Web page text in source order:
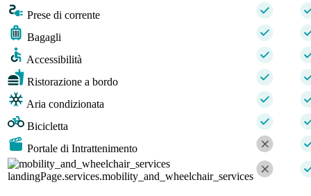
Prese di corrente
Bagagli
Accessibilità
Ristorazione a bordo
Aria condizionata
Bicicletta
Portale di Intrattenimento
landingPage.services.mobility_and_wheelchair_services